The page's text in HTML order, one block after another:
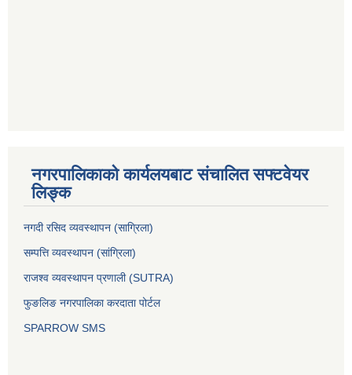
नगरपालिकाको कार्यलयबाट संचालित सफ्टवेयर
लिङ्क
नगदी रसिद व्यवस्थापन (साग्रिला)
सम्पत्ति व्यवस्थापन (सांग्रिला)
राजश्व व्यवस्थापन प्रणाली (SUTRA)
फुङलिङ नगरपालिका करदाता पोर्टल
SPARROW SMS